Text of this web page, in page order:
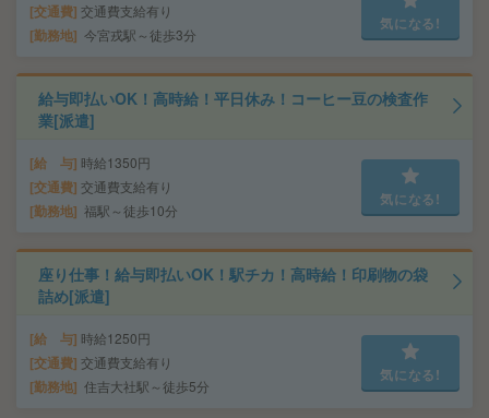
交通費 交通費支給有り
勤務地 今宮戎駅～徒歩3分
気になる!
給与即払いOK！高時給！平日休み！コーヒー豆の検査作
業[派遣]
給 与 時給1350円
交通費 交通費支給有り
勤務地 福駅～徒歩10分
気になる!
座り仕事！給与即払いOK！駅チカ！高時給！印刷物の袋
詰め[派遣]
給 与 時給1250円
交通費 交通費支給有り
勤務地 住吉大社駅～徒歩5分
気になる!